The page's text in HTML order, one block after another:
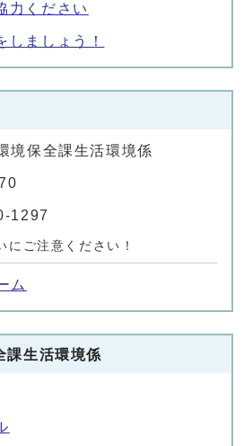
力ください
しましょう！
境保全課生活環境係
1297
にご注意ください！
ム
課生活環境係